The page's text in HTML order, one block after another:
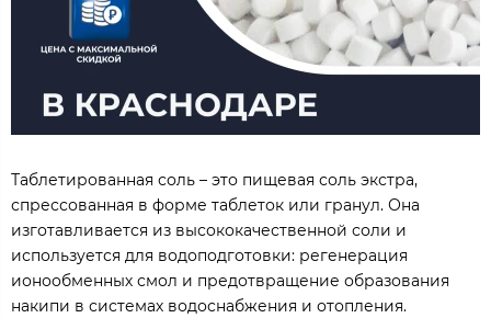
Таблетированная соль – это пищевая соль экстра,
спрессованная в форме таблеток или гранул. Она
изготавливается из высококачественной соли и
используется для водоподготовки: регенерация
ионообменных смол и предотвращение образования
накипи в системах водоснабжения и отопления.